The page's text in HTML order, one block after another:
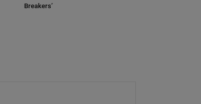
Breakers’